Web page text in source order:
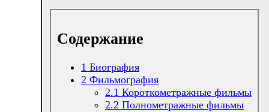
Содержание
1 Биография
2 Фильмография
2.1 Короткометражные фильмы
2.2 Полнометражные фильмы